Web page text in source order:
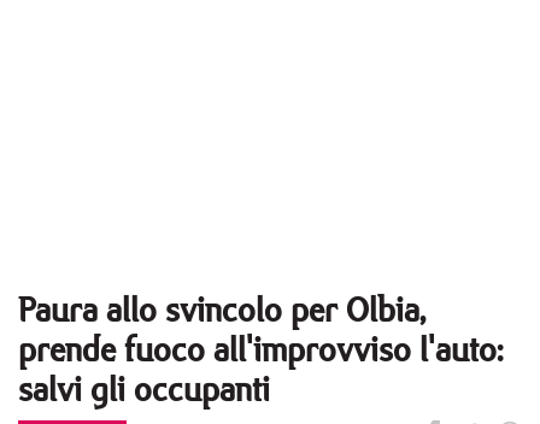
Paura allo svincolo per Olbia,
prende fuoco all'improvviso l'auto:
salvi gli occupanti